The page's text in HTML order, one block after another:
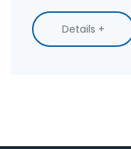
Details +